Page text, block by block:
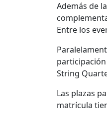
Además de
Entre los
String
Las plazas
matrícula